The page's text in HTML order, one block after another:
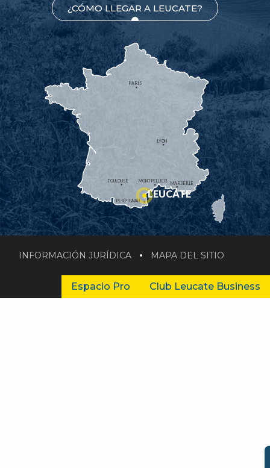
¿CÓMO LLEGAR A LEUCATE?
MONTPELLIER
PERPIGNAN
MARSEILLE
TOULOUSE
LYON
PARIS
LEUCATE
INFORMACIÓN JURÍDICA MAPA DEL SITIO
Espacio Pro Club Leucate Business